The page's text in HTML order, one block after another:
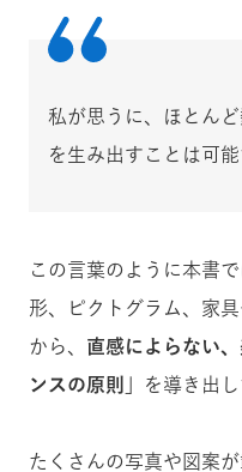
私が思うに、ほとん
を生み出すことは可能
この言葉のように本書
形、ピクトグラム、家
から、 直感によらない
ンスの原則」
を導き出し
たくさんの写真や図案